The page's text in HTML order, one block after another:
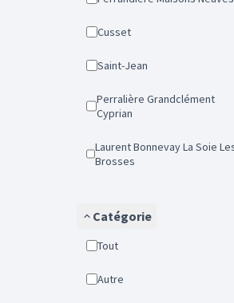
Cusset
Saint-Jean
Perralière Grandclément
Cyprian
Laurent Bonnevay La Soie Les
Brosses
Catégorie
Tout
Autre